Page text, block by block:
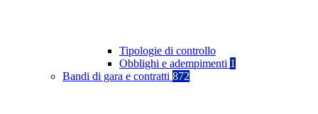
Tipologie di controllo
Obblighi e adempimenti 1
Bandi di gara e contratti 872